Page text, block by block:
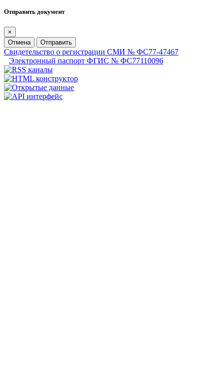
Отправить документ
×
Отмена
Отправить
Свидетельство о регистрации СМИ № ФС77-47467
Электронный паспорт ФГИС № ФС77110096